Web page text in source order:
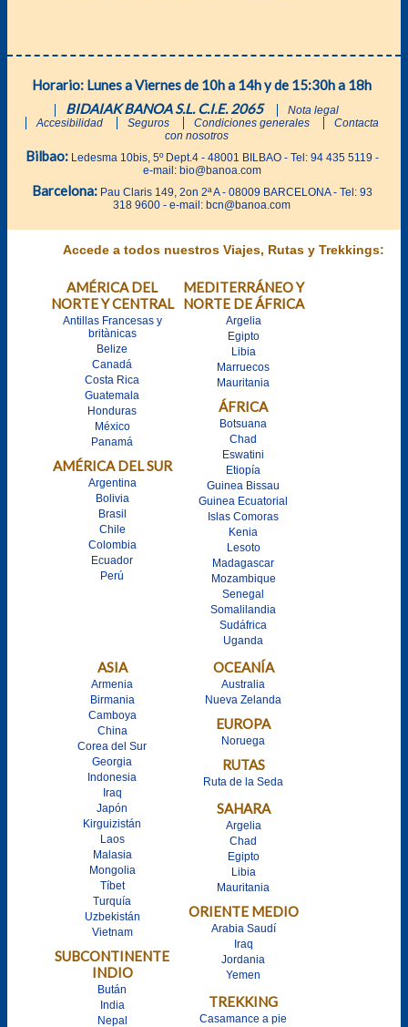
Horario: Lunes a Viernes de 10h a 14h y de 15:30h a 18h
BIDAIAK BANOA S.L. C.I.E. 2065
Nota legal
Accesibilidad
Seguros Condiciones generales
Contacta
con nosotros
Bilbao:Ledesma 10bis, 5º Dept.4 - 48001 BILBAO - Tel: 94 435 5119 -
e-mail: bio@banoa.com
Barcelona:Pau Claris 149, 2on 2ª A - 08009 BARCELONA - Tel: 93
318 9600 - e-mail: bcn@banoa.com
Accede a todos nuestros Viajes, Rutas y Trekkings:
AMÉRICA DEL
NORTE Y CENTRAL
Antillas Francesas y
britànicas
Belize
Canadá
Costa Rica
Guatemala
Honduras
México
Panamá
AMÉRICA DEL SUR
Argentina
Bolivia
Brasil
Chile
Colombia
Ecuador
Perú
MEDITERRÁNEO Y
NORTE DE ÁFRICA
Argelia
Egipto
Libia
Marruecos
Mauritania
ÁFRICA
Botsuana
Chad
Eswatini
Etiopía
Guinea Bissau
Guinea Ecuatorial
Islas Comoras
Kenia
Lesoto
Madagascar
Mozambique
Senegal
Somalilandia
Sudáfrica
Uganda
ASIA
Armenia
Birmania
Camboya
China
Corea del Sur
Georgia
Indonesia
Iraq
Japón
Kirguizistán
Laos
Malasia
Mongolia
Tíbet
Turquía
Uzbekistán
Vietnam
SUBCONTINENTE
INDIO
Bután
India
Nepal
OCEANÍA
Australia
Nueva Zelanda
EUROPA
Noruega
RUTAS
Ruta de la Seda
SAHARA
Argelia
Chad
Egipto
Libia
Mauritania
ORIENTE MEDIO
Arabia Saudí
Iraq
Jordania
Yemen
TREKKING
Casamance a pie